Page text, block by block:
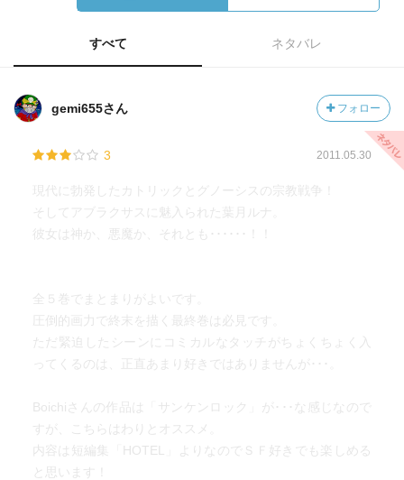
すべて ネタバレ
gemi655さん フォロー
3 2011.05.30
現代に勃発したカトリックとグノーシスの宗教戦争！
そしてアブラクサスに魅入られた葉月ルナ。
彼女は神か、悪魔か、それとも･･････！！
全５巻でまとまりがよいです。
圧倒的画力で終末を描く最終巻は必見です。
ただ緊迫したシーンにコミカルなタッチがちょくちょく入
ってくるのは、正直あまり好きではありませんが･･･。
Boichiさんの作品は「サンケンロック」が･･･な感じなので
すが、こちらはわりとオススメ。
内容は短編集「HOTEL」よりなのでＳＦ好きでも楽しめる
と思います！